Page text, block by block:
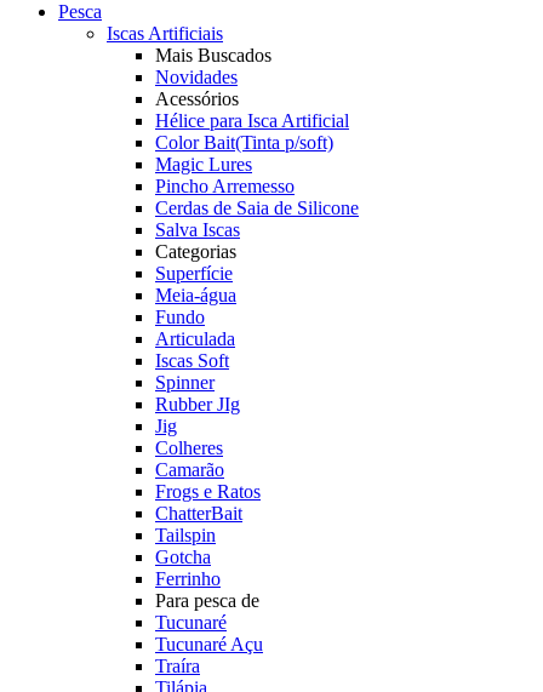
Pesca
Iscas Artificiais
Mais Buscados
Novidades
Acessórios
Hélice para Isca Artificial
Color Bait(Tinta p/soft)
Magic Lures
Pincho Arremesso
Cerdas de Saia de Silicone
Salva Iscas
Categorias
Superfície
Meia-água
Fundo
Articulada
Iscas Soft
Spinner
Rubber JIg
Jig
Colheres
Camarão
Frogs e Ratos
ChatterBait
Tailspin
Gotcha
Ferrinho
Para pesca de
Tucunaré
Tucunaré Açu
Traíra
Tilápia